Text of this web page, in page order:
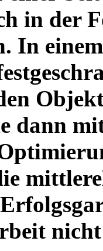
in der
In
dann